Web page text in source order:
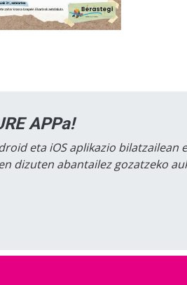
APPa!
eta iOS aplikazio bilatzailean
dizuten abantailez gozatzeko